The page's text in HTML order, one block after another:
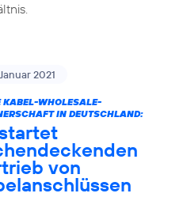
2021
KABEL-WHOLESALE-
IN DEUTSCHLAND:
von